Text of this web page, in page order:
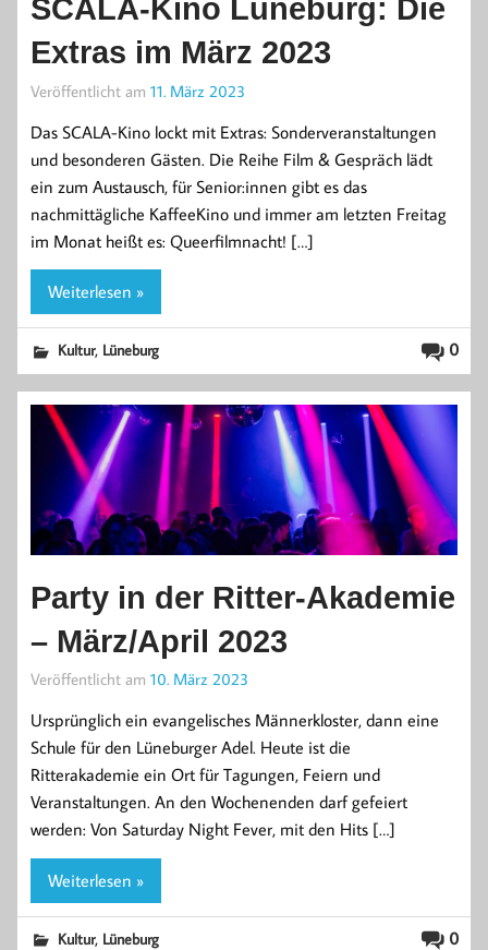
SCALA-Kino Lüneburg: Die
Extras im März 2023
Veröffentlicht am 11. März 2023
Das SCALA-Kino lockt mit Extras: Sonderveranstaltungen
und besonderen Gästen. Die Reihe Film & Gespräch lädt
ein zum Austausch, für Senior:innen gibt es das
nachmittägliche KaffeeKino und immer am letzten Freitag
im Monat heißt es: Queerfilmnacht! […]
Weiterlesen »
0
Kultur, Lüneburg
Party in der Ritter-Akademie
– März/April 2023
Veröffentlicht am 10. März 2023
Ursprünglich ein evangelisches Männerkloster, dann eine
Schule für den Lüneburger Adel. Heute ist die
Ritterakademie ein Ort für Tagungen, Feiern und
Veranstaltungen. An den Wochenenden darf gefeiert
werden: Von Saturday Night Fever, mit den Hits […]
Weiterlesen »
0
Kultur, Lüneburg